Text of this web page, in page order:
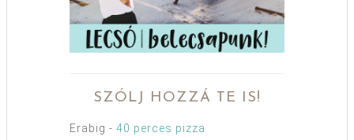
SZÓLJ HOZZÁ TE IS!
Erabig - 40 perces pizza